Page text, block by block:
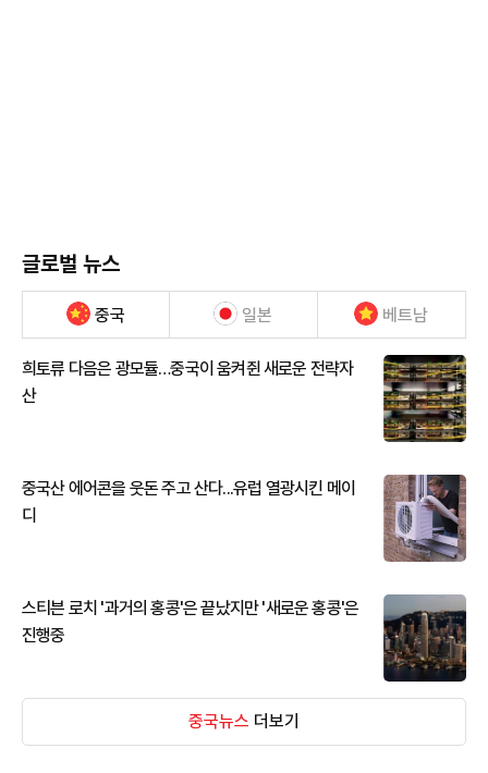
글로벌 뉴스
중국 일본 베트남
희토류 다음은 광모듈…중국이 움켜쥔 새로운 전략자
산
중국산 에어콘을 웃돈 주고 산다...유럽 열광시킨 메이
디
스티븐 로치 '과거의 홍콩'은 끝났지만 '새로운 홍콩'은
진행중
중국뉴스 더보기